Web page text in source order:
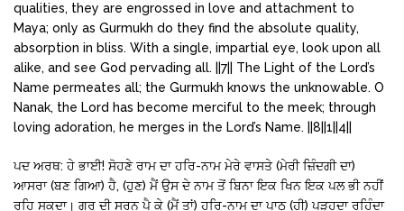
qualities, they are engrossed in love and attachment to
Maya; only as Gurmukh do they find the absolute quality,
absorption in bliss. With a single, impartial eye, look upon all
alike, and see God pervading all. ||7|| The Light of the Lord’s
Name permeates all; the Gurmukh knows the unknowable. O
Nanak, the Lord has become merciful to the meek; through
loving adoration, he merges in the Lord’s Name. ||8||1||4||
ਪਦ ਅਰਥ: ਹੇ ਭਾਈ! ਸੋਹਣੇ ਰਾਮ ਦਾ ਹਰਿ-ਨਾਮ ਮੇਰੇ ਵਾਸਤੇ (ਮੇਰੀ ਜ਼ਿੰਦਗੀ ਦਾ)
ਆਸਰਾ (ਬਣ ਗਿਆ) ਹੈ, (ਹੁਣ) ਮੈਂ ਉਸ ਦੇ ਨਾਮ ਤੋਂ ਬਿਨਾ ਇਕ ਖਿਨ ਇਕ ਪਲ ਭੀ ਨਹੀਂ
ਰਹਿ ਸਕਦਾ। ਗੁਰੂ ਦੀ ਸਰਨ ਪੈ ਕੇ (ਮੈਂ ਤਾਂ) ਹਰਿ-ਨਾਮ ਦਾ ਪਾਠ (ਹੀ) ਪੜ੍ਹਦਾ ਰਹਿੰਦਾ